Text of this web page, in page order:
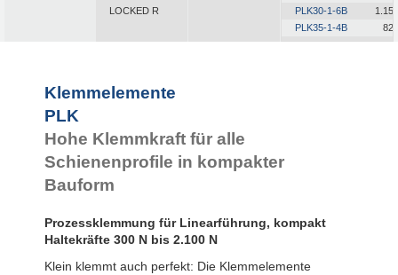
LOCKED R
PLK30-1-6B
1.150
PLK35-1-4B
820
PLK35-1-6B
1.250
Klemmelemente
PLK
Hohe Klemmkraft für alle
Schienenprofile in kompakter
Bauform
Prozessklemmung für Linearführung, kompakt
Haltekräfte 300 N bis 2.100 N
Klein klemmt auch perfekt: Die Klemmelemente